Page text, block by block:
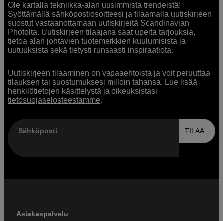
Ole kartalla tekniikka-alan uusimmista trendeistä!
Syöttämällä sähköpostiosoitteesi ja tilaamalla uutiskirjeen
suostut vastaanottamaan uutiskirjeitä Scandinavian
Photolta. Uutiskirjeen tilaajana saat upeita tarjouksia,
tietoa alan johtavien tuotemerkkien kuulumisista ja
uutuuksista sekä tietysti runsaasti inspiraatiota.
Uutiskirjeen tilaaminen on vapaaehtoista ja voit peruuttaa
tilauksen tai suostumuksesi milloin tahansa. Lue lisää
henkilötietojen käsittelystä ja oikeuksistasi
tietosuojaselosteestamme.
Sähköposti TILAA
Asiakaspalvelu